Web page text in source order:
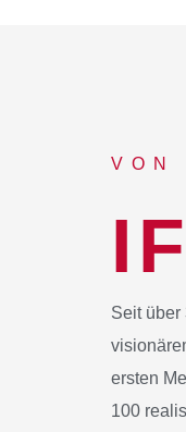
VON
Seit über
ersten
100